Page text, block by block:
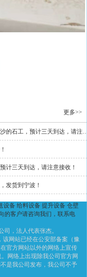
更多>>
【发货了】振动筛机密封硅胶胶条等货物今日发往
计三天到达，请注意接收！
发货到宁波！
设备 给料设备 提升设备 仓壁
的客户请咨询我们，联系电
，法人代表张杰。
该网站已经在公安部备案（豫
官方网站以外的网络上宣传
网络上出现除我公司官方网
是我公司发布，我公司不予